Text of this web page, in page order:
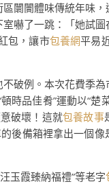
區闤闠體味傳統年味
嚇了一跳：「她試圖
包，讓市包養網平易
不破例。本次花費季
時品佳肴”運動以“楚
破壞！這就包養故事
後備箱裡拿出一個
玉霞臻納福禮”等老字